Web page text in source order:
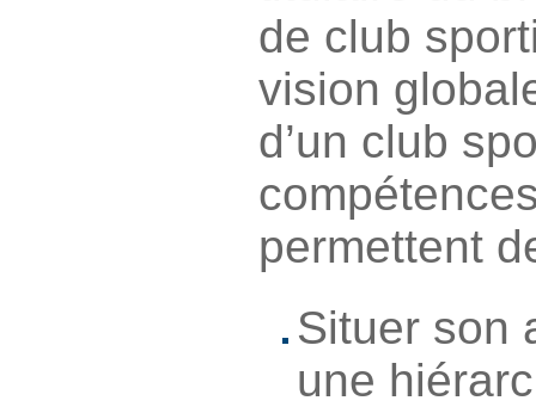
de club
vision
d’un club
permettent
Situer son
une